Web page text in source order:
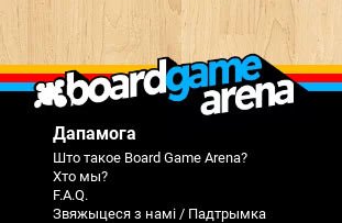
Дапамога
Што такое Board Game Arena?
Хто мы?
F.A.Q.
Звяжыцеся з намі / Падтрымка